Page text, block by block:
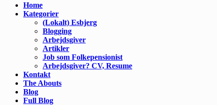
Home
Kategorier
(Lokalt) Esbjerg
Blogging
Arbejdsgiver
Artikler
Job som Folkepensionist
Arbejdsgiver? CV, Resume
Kontakt
The Abouts
Blog
Full Blog